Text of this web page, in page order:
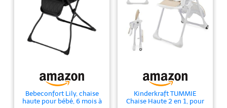
Bebeconfort Lily, chaise
haute pour bébé, 6 mois à
Kinderkraft TUMMIE
Chaise Haute 2 en 1, pour